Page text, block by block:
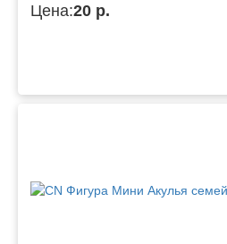
Цена:20 р.